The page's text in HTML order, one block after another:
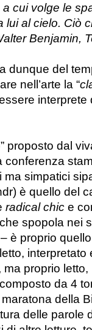
cui volge le
al cielo. Ciò
Benjamin,
dunque del
nell’arte la “
interprete
proposto dal
simpatici
è quello del
radical chic e
spopola nei
è proprio
interpretato
proprio
da 4
della
delle parole